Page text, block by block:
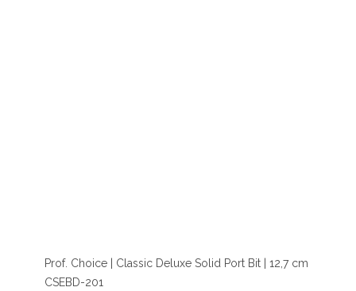
Prof. Choice | Classic Deluxe Solid Port Bit | 12,7 cm
CSEBD-201